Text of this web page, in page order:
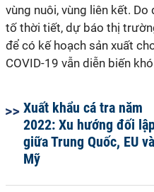
vùng nuôi, vùng liên kết.
tố thời tiết, dự báo thị
để có kế hoạch sản xuất
COVID-19 vẫn diễn biến
Xuất khẩu cá tra năm
2022: Xu hướng đối
giữa Trung Quốc, EU và
Mỹ